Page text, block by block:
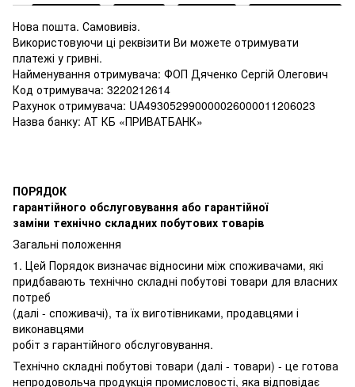
Нова пошта. Самовивіз.
Використовуючи ці реквізити Ви можете отримувати
платежі у гривні.
Найменування отримувача: ФОП Дяченко Сергій Олегович
Код отримувача: 3220212614
Рахунок отримувача: UA493052990000026000011206023
Назва банку: АТ КБ «ПРИВАТБАНК»
ПОРЯДОК
гарантійного обслуговування або гарантійної
заміни технічно складних побутових товарів
Загальні положення
1. Цей Порядок визначає відносини між споживачами, які
придбавають технічно складні побутові товари для власних
потреб
(далі - споживачі), та їх виготівниками, продавцями і
виконавцями
робіт з гарантійного обслуговування.
Технічно складні побутові товари (далі - товари) - це готова
непродовольча продукція промисловості, яка відповідає